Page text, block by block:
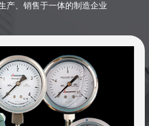
产、销售于一体的制造企业